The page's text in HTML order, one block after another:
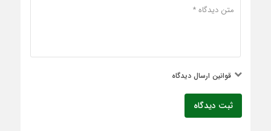
قوانین ارسال دیدگاه
ثبت دیدگاه